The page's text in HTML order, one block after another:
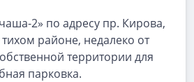
2» по адресу пр. Кирова,
районе, недалеко от
территории для
парковка.